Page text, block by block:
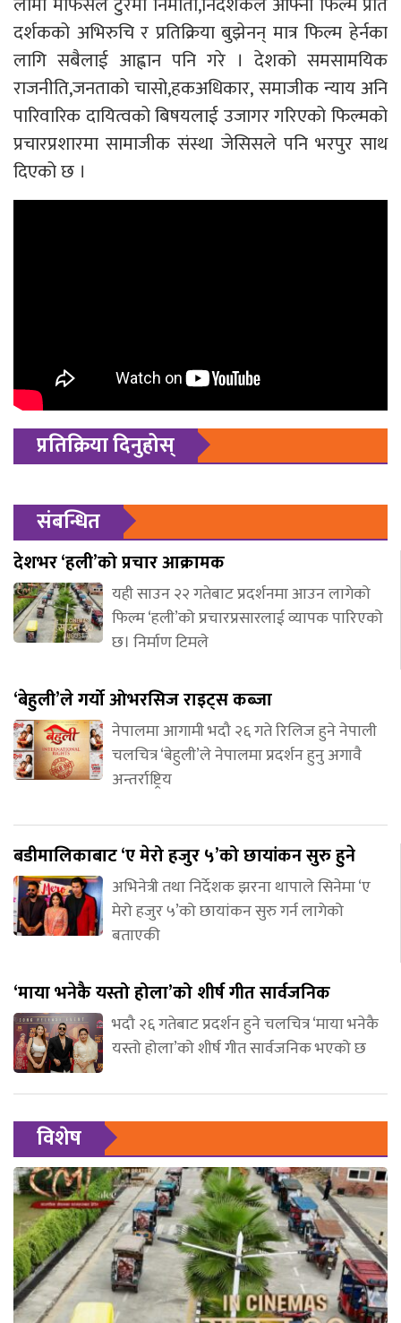
दर्शकको अभिरुचि र प्रतिक्रिया बुझेनन् मात्र फिल्म हेर्नका
लागि सबैलाई आह्वान पनि गरे । देशको समसामयिक
राजनीति,जनताको चासो,हकअधिकार, समाजीक न्याय अनि
पारिवारिक दायित्वको बिषयलाई उजागर गरिएको फिल्मको
प्रचारप्रशारमा सामाजीक संस्था जेसिसले पनि भरपुर साथ
दिएको छ ।
प्रतिक्रिया दिनुहोस्
संबन्धित
देशभर ‘हली’को प्रचार आक्रामक
यही साउन २२ गतेबाट प्रदर्शनमा आउन लागेको
फिल्म ‘हली’को प्रचारप्रसारलाई व्यापक पारिएको
छ। निर्माण टिमले
‘बेहुली’ले गर्यो ओभरसिज राइट्स कब्जा
नेपालमा आगामी भदौ २६ गते रिलिज हुने नेपाली
चलचित्र ‘बेहुली’ले नेपालमा प्रदर्शन हुनु अगावै
अन्तर्राष्ट्रिय
बडीमालिकाबाट ‘ए मेरो हजुर ५’को छायांकन सुरु हुने
अभिनेत्री तथा निर्देशक झरना थापाले सिनेमा ‘ए
मेरो हजुर ५’को छायांकन सुरु गर्न लागेको
बताएकी
‘माया भनेकै यस्तो होला’को शीर्ष गीत सार्वजनिक
भदौ २६ गतेबाट प्रदर्शन हुने चलचित्र ‘माया भनेकै
यस्तो होला’को शीर्ष गीत सार्वजनिक भएको छ
विशेष